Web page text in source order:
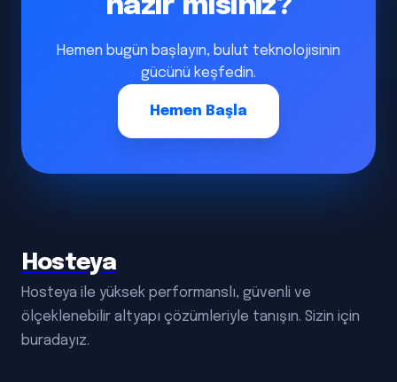
hazır mısınız?
Hemen bugün başlayın, bulut teknolojisinin
gücünü keşfedin.
Hemen Başla
Hosteya
Hosteya ile yüksek performanslı, güvenli ve
ölçeklenebilir altyapı çözümleriyle tanışın. Sizin için
buradayız.